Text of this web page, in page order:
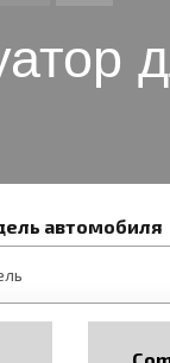
автомобиля